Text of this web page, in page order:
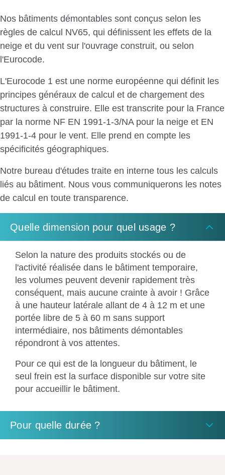
Nos bâtiments démontables sont conçus selon les
règles de calcul NV65, qui définissent les effets de la
neige et du vent sur l'ouvrage construit, ou selon
l'Eurocode.
L'Eurocode 1 est une norme européenne qui définit les
principes généraux de calcul et de chargement des
structures à construire. Elle est transcrite pour la France
par la norme NF EN 1991-1-3/NA pour la neige et EN
1991-1-4 pour le vent. Elle prend en compte les
spécificités géographiques.
Notre bureau d'études traite en interne tous les calculs
liés au bâtiment. Nous vous communiquerons les notes
de calcul en toute transparence.
Quelle dimension pour quel usage ?
Selon la nature des produits stockés ou de
l'activité réalisée dans le bâtiment temporaire,
les volumes peuvent devenir rapidement très
conséquent, mais aucune crainte à avoir ! Grâce
à une hauteur latérale allant de 4 à 12 m et une
portée libre de 5 à 60 m sans support
intermédiaire, nos bâtiments démontables
répondront à vos attentes.
Pour ce qui est de la longueur du bâtiment, le
seul frein est la surface disponible sur votre site
pour accueillir le bâtiment.
Pour quelle durée ?